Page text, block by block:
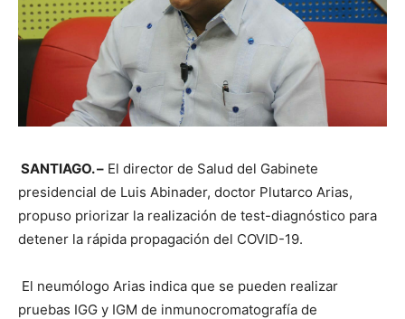
SANTIAGO. – El director de Salud del Gabinete
presidencial de Luis Abinader, doctor Plutarco Arias,
propuso priorizar la realización de test-diagnóstico para
detener la rápida propagación del COVID-19.
El neumólogo Arias indica que se pueden realizar
pruebas IGG y IGM de inmunocromatografía de